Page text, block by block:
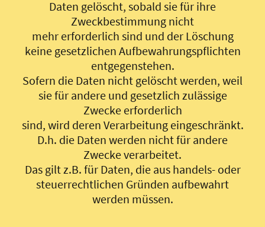
Daten gelöscht, sobald sie für ihre
Zweckbestimmung nicht
mehr erforderlich sind und der Löschung
keine gesetzlichen Aufbewahrungspflichten
entgegenstehen.
Sofern die Daten nicht gelöscht werden, weil
sie für andere und gesetzlich zulässige
Zwecke erforderlich
sind, wird deren Verarbeitung eingeschränkt.
D.h. die Daten werden nicht für andere
Zwecke verarbeitet.
Das gilt z.B. für Daten, die aus handels- oder
steuerrechtlichen Gründen aufbewahrt
werden müssen.